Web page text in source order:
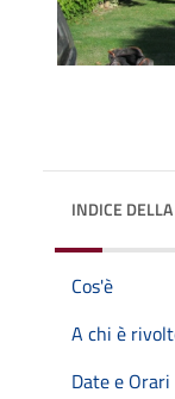
INDICE
Cos'è
A chi è
Date e Orari